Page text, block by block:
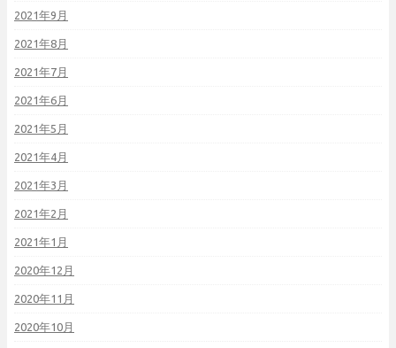
2021年9月
2021年8月
2021年7月
2021年6月
2021年5月
2021年4月
2021年3月
2021年2月
2021年1月
2020年12月
2020年11月
2020年10月